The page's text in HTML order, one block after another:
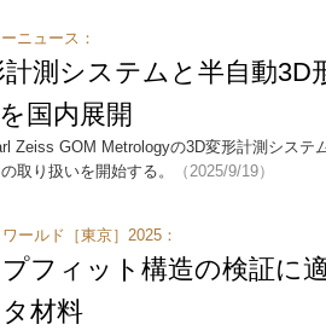
ニュース：
計測システムと半自動3D
国内展開
Zeiss GOM Metrologyの3D変形計測システ
取り扱いを開始する。
（2025/9/19）
ールド［東京］2025：
フィット構造の検証に
材料